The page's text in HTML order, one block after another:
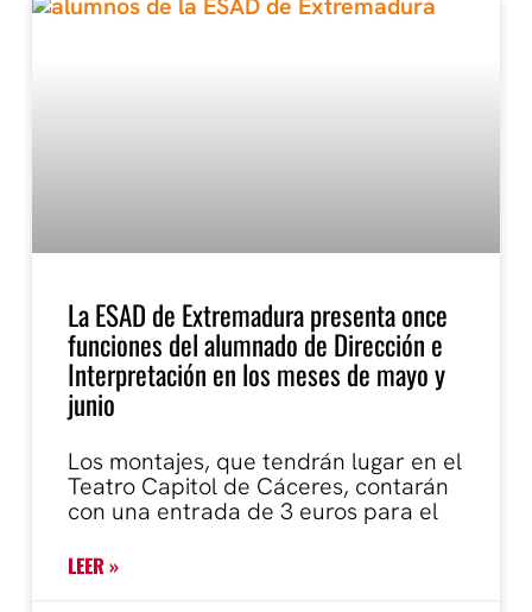
La ESAD de Extremadura presenta once
funciones del alumnado de Dirección e
Interpretación en los meses de mayo y
junio
Los montajes, que tendrán lugar en el
Teatro Capitol de Cáceres, contarán
con una entrada de 3 euros para el
LEER »